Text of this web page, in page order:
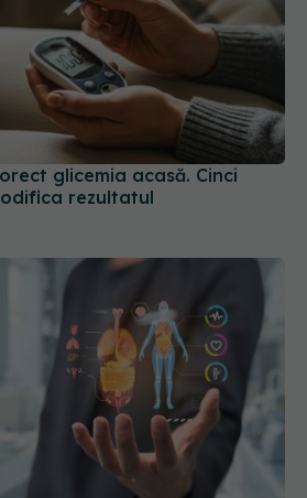
glicemia acasă. Cinci
rezultatul
un risc ascuns de
cercetătorii